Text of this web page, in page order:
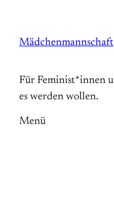
springen
Mädchenmannschaft
Für Feminist*innen
es werden wollen.
Menü